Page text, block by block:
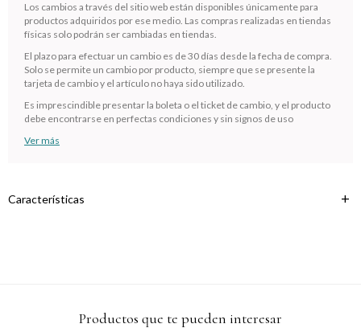
Los cambios a través del sitio web están disponibles únicamente para
productos adquiridos por ese medio. Las compras realizadas en tiendas
físicas solo podrán ser cambiadas en tiendas.
El plazo para efectuar un cambio es de 30 días desde la fecha de compra.
Solo se permite un cambio por producto, siempre que se presente la
tarjeta de cambio y el artículo no haya sido utilizado.
Es imprescindible presentar la boleta o el ticket de cambio, y el producto
debe encontrarse en perfectas condiciones y sin signos de uso
Ver más
Características
Productos que te pueden interesar
Comprá ahora y Pagá
Después, hasta en 12
cuotas y sin tocar tu
tarjeta de crédito
Comprá en 3 cuotas sin recargo o hasta en 12
cuotas * ¡Solo con tu cédula!
Verifica si estás calificado para comprar con Pago
Después:
Cédula de identidad
Estás calificado para comprar usando Pago
Después.
Elegís Pago Después como metodo de pago
Ups!